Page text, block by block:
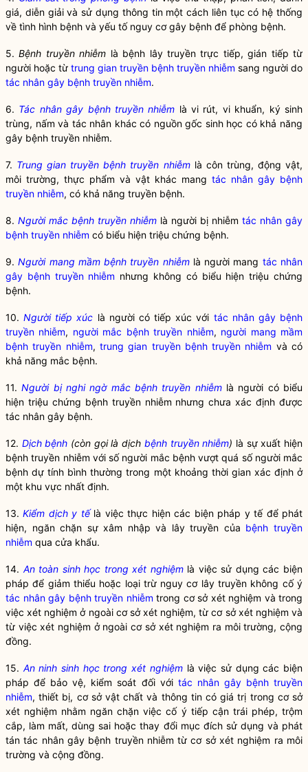
giá, diễn giải và sử dụng thông tin một cách liên tục có hệ thống
về tình hình bệnh và yếu tố nguy cơ gây bệnh để phòng bệnh.
5.Bệnh truyền nhiễm là bệnh lây truyền trực tiếp, gián tiếp từ
người hoặc từ trung gian truyền bệnh truyền nhiễm sang người do
tác nhân gây bệnh truyền nhiễm.
6. Tác nhân gây bệnh truyền nhiễm là vi rút, vi khuẩn, ký sinh
trùng, nấm và tác nhân khác có nguồn gốc sinh học có khả năng
gây bệnh truyền nhiễm.
7. Trung gian truyền bệnh truyền nhiễm là côn trùng, động vật,
môi trường, thực phẩm và vật khác mang tác nhân gây bệnh
truyền nhiễm, có khả năng truyền bệnh.
8. Người mắc bệnh truyền nhiễm là người bị nhiễm tác nhân gây
bệnh truyền nhiễm có biểu hiện triệu chứng bệnh.
9.Người mang mầm bệnh truyền nhiễm là người mang tác nhân
gây bệnh truyền nhiễm nhưng không có biểu hiện triệu chứng
bệnh.
10.Người tiếp xúc là người có tiếp xúc với tác nhân gây bệnh
truyền nhiễm, người mắc bệnh truyền nhiễm, người mang mầm
bệnh truyền nhiễm, trung gian truyền bệnh truyền nhiễm và có
khả năng mắc bệnh.
11.Người bị nghi ngờ mắc bệnh truyền nhiễm là người có biểu
hiện triệu chứng bệnh truyền nhiễm nhưng chưa xác định được
tác nhân gây bệnh.
12. Dịch bệnh (còn gọi là dịch bệnh truyền nhiễm) là sự xuất hiện
bệnh truyền nhiễm với số người mắc bệnh vượt quá số người mắc
bệnh dự tính bình thường trong một khoảng thời gian xác định ở
một khu vực nhất định.
13.Kiểm dịch y tế là việc thực hiện các biện pháp y tế để phát
hiện, ngăn chặn sự xâm nhập và lây truyền của bệnh truyền
nhiễm qua cửa khẩu.
14. An toàn sinh học trong xét nghiệm là việc sử dụng các biện
pháp để giảm thiểu hoặc loại trừ nguy cơ lây truyền không cố ý
tác nhân gây bệnh truyền nhiễm trong cơ sở xét nghiệm và trong
việc xét nghiệm ở ngoài cơ sở xét nghiệm, từ cơ sở xét nghiệm và
từ việc xét nghiệm ở ngoài cơ sở xét nghiệm ra môi trường, cộng
đồng.
15. An ninh sinh học trong xét nghiệm là việc sử dụng các biện
pháp để bảo vệ, kiểm soát đối với tác nhân gây bệnh truyền
nhiễm, thiết bị, cơ sở vật chất và thông tin có giá trị trong cơ sở
xét nghiệm nhằm ngăn chặn việc cố ý tiếp cận trái phép, trộm
cắp, làm mất, dùng sai hoặc thay đổi mục đích sử dụng và phát
tántác nhân gây bệnh truyền nhiễm từ cơ sở xét nghiệm ra môi
trường và cộng đồng.